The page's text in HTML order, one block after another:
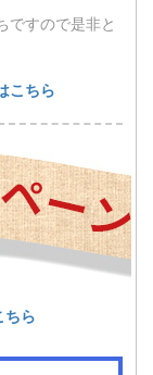
ですので是非と
こちら
ちら